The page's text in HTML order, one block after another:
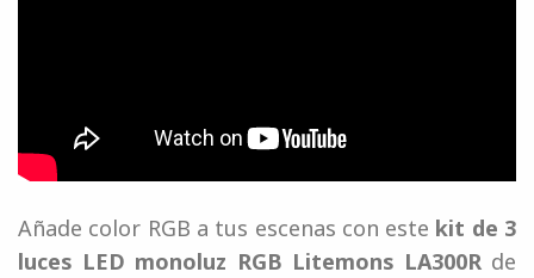
Añade color RGB a tus escenas con este kit de 3
luces LED monoluz RGB Litemons LA300Rde